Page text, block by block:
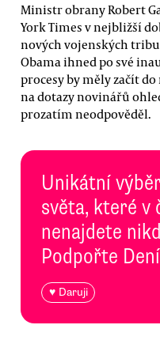
Ministr obrany Robert
York Times v nejbližší
nových vojenských
Obama ihned po své
procesy by měly začít
na dotazy novinářů
prozatím neodpověděl.
Unikátní
světa, které v
nenajdete
Podpořte
♥ Daruji